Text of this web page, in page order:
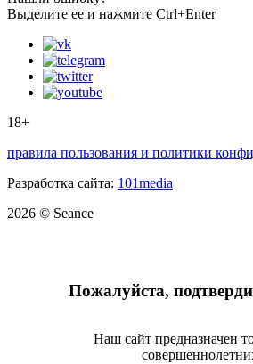
Выделите ее и нажмите Ctrl+Enter
18+
правила пользования и политики
Разработка сайта: 101media
2026 © Seance
Пожалуйста,
Наш сайт предназначен